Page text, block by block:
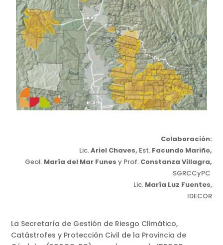
Colaboración:
Lic.Ariel Chaves, Est. Facundo Mariño,
Geol. María del Mar Funes y Prof.Constanza Villagra,
SGRCCyPC
Lic. María Luz Fuentes,
IDECOR
La Secretaría de Gestión de Riesgo Climático,
Catástrofes y Protección Civil de la Provincia de